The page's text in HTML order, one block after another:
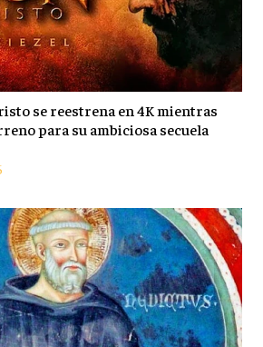
se reestrena en 4K mientras
para su ambiciosa secuela